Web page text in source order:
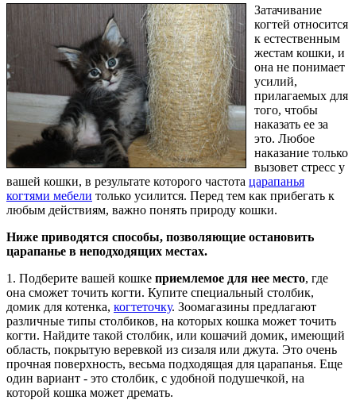
Затачивание
когтей относится
к естественным
жестам кошки, и
она не понимает
усилий,
прилагаемых для
того, чтобы
наказать ее за
это. Любое
наказание только
вызовет стресс у
вашей кошки, в результате которого частота царапанья
когтями мебели только усилится. Перед тем как прибегать к
любым действиям, важно понять природу кошки.
Ниже приводятся способы, позволяющие остановить
царапанье в неподходящих местах.
1. Подберите вашей кошке приемлемое для нее место, где
она сможет точить когти. Купите специальный столбик,
домик для котенка, когтеточку. Зоомагазины предлагают
различные типы столбиков, на которых кошка может точить
когти. Найдите такой столбик, или кошачий домик, имеющий
область, покрытую веревкой из сизаля или джута. Это очень
прочная поверхность, весьма подходящая для царапанья. Еще
один вариант - это столбик, с удобной подушечкой, на
которой кошка может дремать.